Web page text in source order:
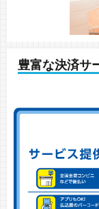
豊富な決済サ